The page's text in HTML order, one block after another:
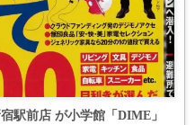
駅前店 が小学館「DIME」